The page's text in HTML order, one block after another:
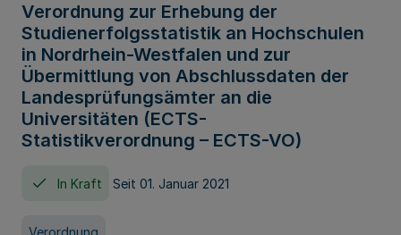
Verordnung zur Erhebung der
Studienerfolgsstatistik an Hochschulen
in Nordrhein-Westfalen und zur
Übermittlung von Abschlussdaten der
Landesprüfungsämter an die
Universitäten (ECTS-
Statistikverordnung – ECTS-VO)
In Kraft Seit 01. Januar 2021
Verordnung